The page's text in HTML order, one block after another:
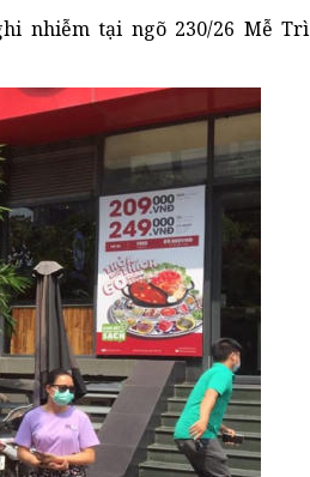
nhiễm tại ngõ 230/26 Mễ Trì